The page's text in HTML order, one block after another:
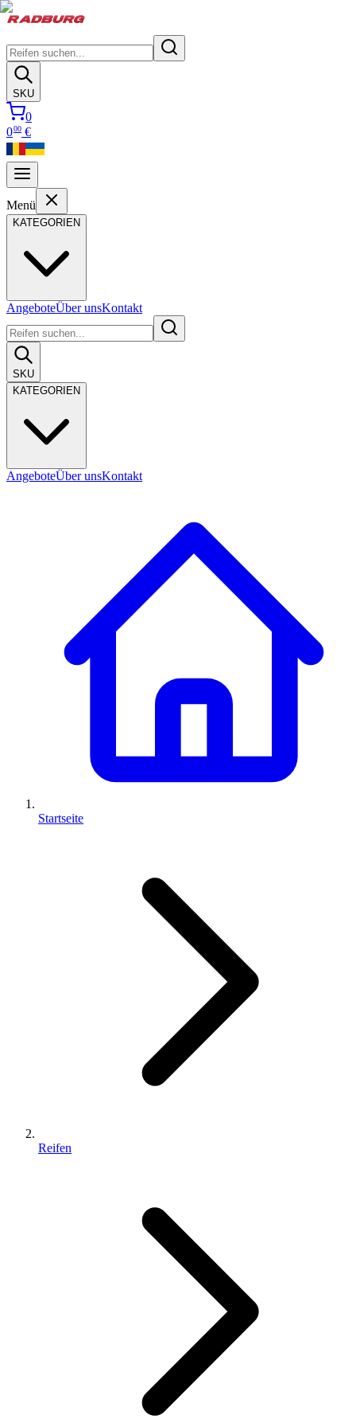
SKU
0
000 €
Menü
KATEGORIEN
AngeboteÜber unsKontakt
SKU
KATEGORIEN
AngeboteÜber unsKontakt
Startseite
Reifen